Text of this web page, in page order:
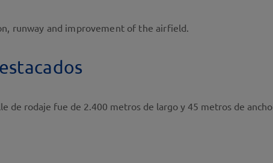
runway and improvement of the airfield.
de rodaje fue de 2.400 metros de largo y 45 metros de ancho